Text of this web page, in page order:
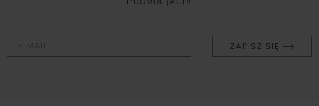
ZAPISZ SIĘ